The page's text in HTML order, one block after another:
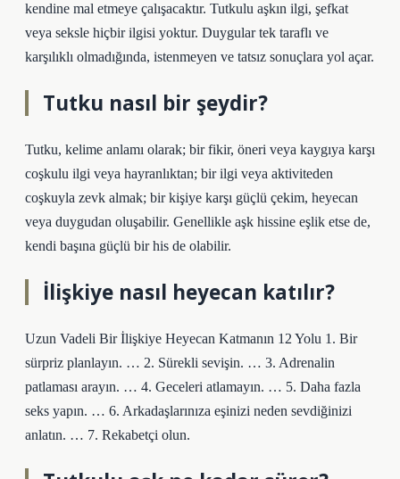
kendine mal etmeye çalışacaktır. Tutkulu aşkın ilgi, şefkat
veya seksle hiçbir ilgisi yoktur. Duygular tek taraflı ve
karşılıklı olmadığında, istenmeyen ve tatsız sonuçlara yol açar.
Tutku nasıl bir şeydir?
Tutku, kelime anlamı olarak; bir fikir, öneri veya kaygıya karşı
coşkulu ilgi veya hayranlıktan; bir ilgi veya aktiviteden
coşkuyla zevk almak; bir kişiye karşı güçlü çekim, heyecan
veya duygudan oluşabilir. Genellikle aşk hissine eşlik etse de,
kendi başına güçlü bir his de olabilir.
İlişkiye nasıl heyecan katılır?
Uzun Vadeli Bir İlişkiye Heyecan Katmanın 12 Yolu 1. Bir
sürpriz planlayın. … 2. Sürekli sevişin. … 3. Adrenalin
patlaması arayın. … 4. Geceleri atlamayın. … 5. Daha fazla
seks yapın. … 6. Arkadaşlarınıza eşinizi neden sevdiğinizi
anlatın. … 7. Rekabetçi olun.